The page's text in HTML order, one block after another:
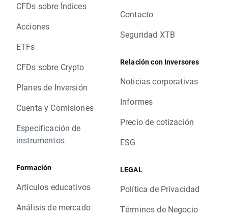
CFDs sobre Índices
Acciones
ETFs
CFDs sobre Crypto
Planes de Inversión
Cuenta y Comisiones
Especificación de
instrumentos
Formación
Artículos educativos
Análisis de mercado
Contacto
Seguridad XTB
Relación con Inversores
Noticias corporativas
Informes
Precio de cotización
ESG
LEGAL
Política de Privacidad
Términos de Negocio